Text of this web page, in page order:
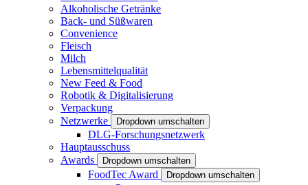
Alkoholische Getränke
Back- und Süßwaren
Convenience
Fleisch
Milch
Lebensmittelqualität
New Feed & Food
Robotik & Digitalisierung
Verpackung
Netzwerke
Dropdown umschalten
DLG-Forschungsnetzwerk
Hauptausschuss
Awards
Dropdown umschalten
FoodTec Award Dropdown umschalten